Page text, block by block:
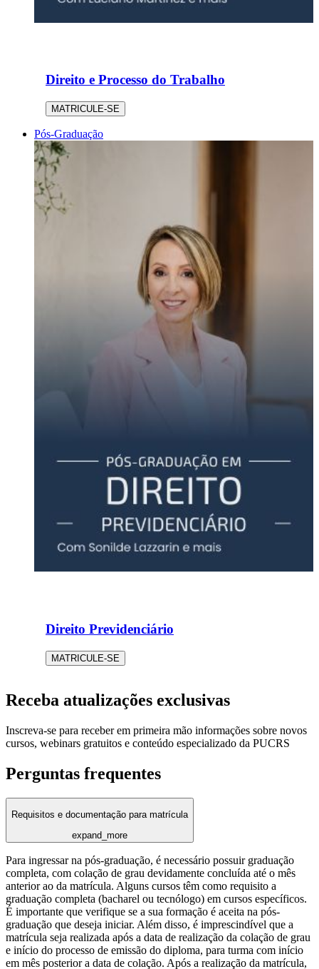
Direito e Processo do Trabalho
MATRICULE-SE
Pós-Graduação
Direito Previdenciário
MATRICULE-SE
Receba atualizações exclusivas
Inscreva-se para receber em primeira mão informações sobre novos
cursos, webinars gratuitos e conteúdo especializado da PUCRS
Perguntas frequentes
Requisitos e documentação para matrícula
expand_more
Para ingressar na pós-graduação, é necessário possuir graduação
completa, com colação de grau devidamente concluída até o mês
anterior ao da matrícula. Alguns cursos têm como requisito a
graduação completa (bacharel ou tecnólogo) em cursos específicos.
É importante que verifique se a sua formação é aceita na pós-
graduação que deseja iniciar. Além disso, é imprescindível que a
matrícula seja realizada após a data de realização da colação de grau
e início do processo de emissão do diploma, para turma com início
em mês posterior a data de colação. Após a realização da matrícula,